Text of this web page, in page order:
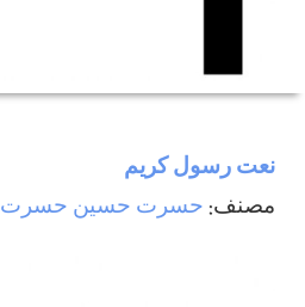
نعت رسول كريم
مصنف: حسرت حسين حسرت